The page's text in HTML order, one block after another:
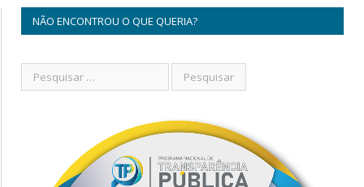
NÃO ENCONTROU O QUE QUERIA?